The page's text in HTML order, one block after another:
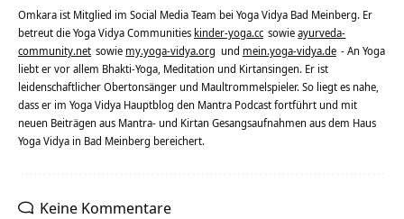
Omkara ist Mitglied im Social Media Team bei Yoga Vidya Bad Meinberg. Er
betreut die Yoga Vidya Communities kinder-yoga.cc sowieayurveda-
community.net sowie my.yoga-vidya.org und mein.yoga-vidya.de - An Yoga
liebt er vor allem Bhakti-Yoga, Meditation und Kirtansingen. Er ist
leidenschaftlicher Obertonsänger und Maultrommelspieler. So liegt es nahe,
dass er im Yoga Vidya Hauptblog den Mantra Podcast fortführt und mit
neuen Beiträgen aus Mantra- und Kirtan Gesangsaufnahmen aus dem Haus
Yoga Vidya in Bad Meinberg bereichert.
Keine Kommentare